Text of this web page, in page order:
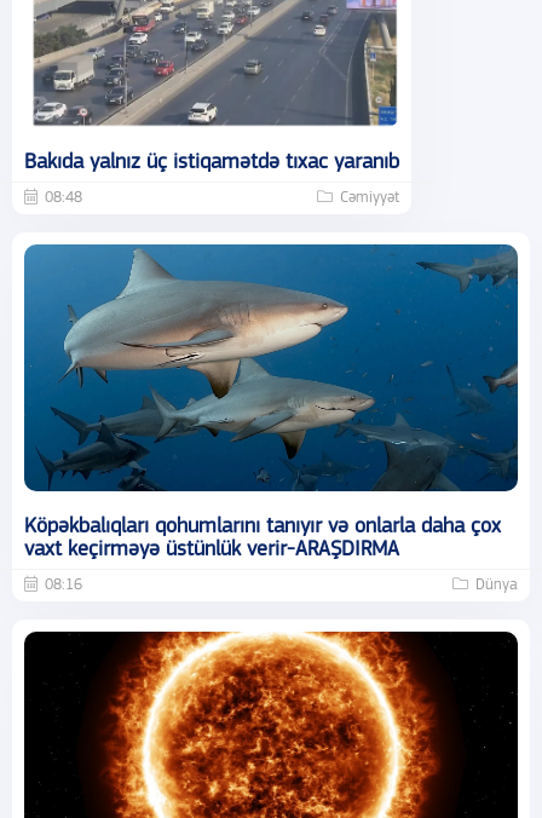
Bakıda yalnız üç istiqamətdə tıxac yaranıb
08:48 Cəmiyyət
Köpəkbalıqları qohumlarını tanıyır və onlarla daha çox
vaxt keçirməyə üstünlük verir-ARAŞDIRMA
08:16 Dünya